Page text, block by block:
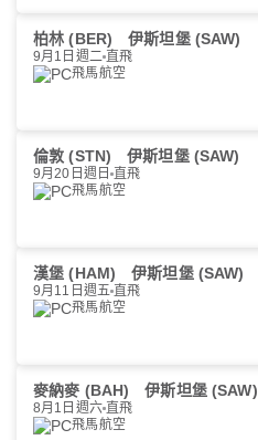
柏林 (BER) 伊斯坦堡 (SAW)
9月1日週二 直飛
飛馬航空
倫敦 (STN) 伊斯坦堡 (SAW)
9月20日週日 直飛
飛馬航空
漢堡 (HAM) 伊斯坦堡 (SAW)
9月11日週五 直飛
飛馬航空
麥納麥 (BAH) 伊斯坦堡 (SAW)
8月1日週六 直飛
飛馬航空